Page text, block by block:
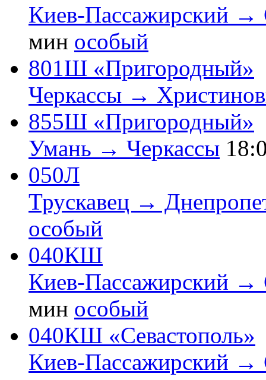
Киев-Пассажирский →
мин особый
801Ш «Пригородный»
Черкассы →
855Ш «Пригородный»
Умань → Черкассы
050Л
Трускавец →
особый
040КШ
Киев-Пассажирский →
мин особый
040КШ «Севастополь»
Киев-Пассажирский →